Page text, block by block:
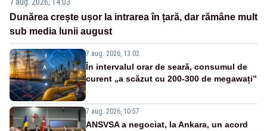
Dunărea crește ușor la intrarea în țară, dar rămâne mult
sub media lunii august
7 aug. 2026, 13:02
În intervalul orar de seară, consumul de
curent „a scăzut cu 200-300 de megawați”
7 aug. 2026, 10:57
ANSVSA a negociat, la Ankara, un acord